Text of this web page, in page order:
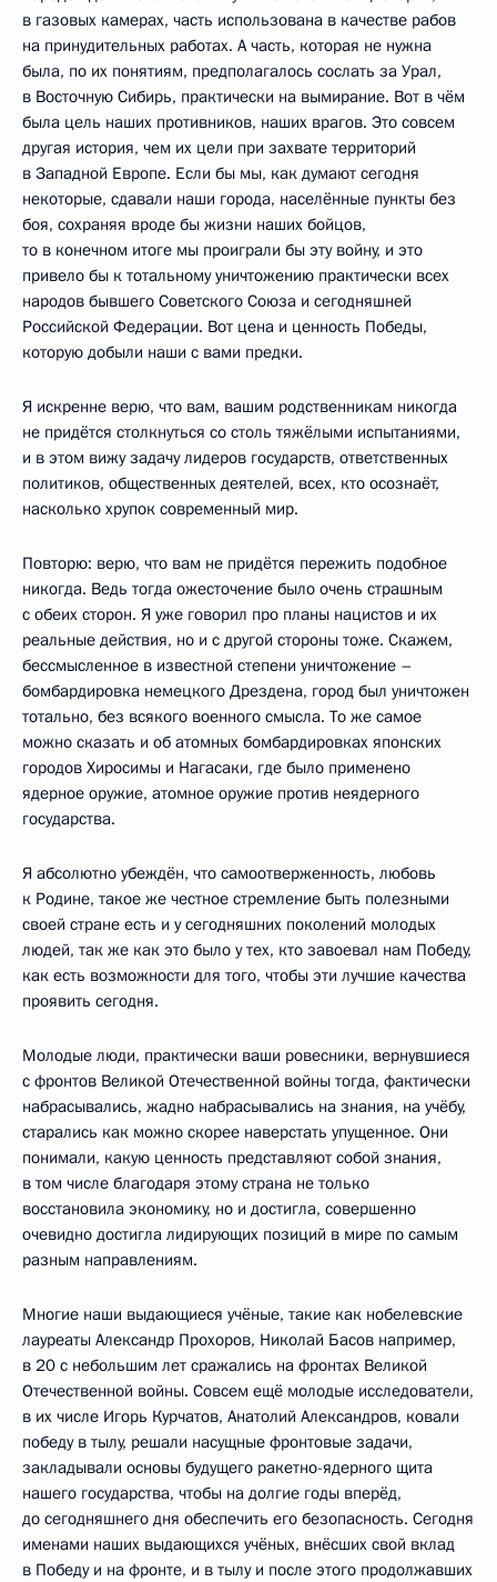
в газовых камерах, часть использована в качестве рабов
на принудительных работах. А часть, которая не нужна
была, по их понятиям, предполагалось сослать за Урал,
в Восточную Сибирь, практически на вымирание. Вот в чём
была цель наших противников, наших врагов. Это совсем
другая история, чем их цели при захвате территорий
в Западной Европе. Если бы мы, как думают сегодня
некоторые, сдавали наши города, населённые пункты без
боя, сохраняя вроде бы жизни наших бойцов,
то в конечном итоге мы проиграли бы эту войну, и это
привело бы к тотальному уничтожению практически всех
народов бывшего Советского Союза и сегодняшней
Российской Федерации. Вот цена и ценность Победы,
которую добыли наши с вами предки.
Я искренне верю, что вам, вашим родственникам никогда
не придётся столкнуться со столь тяжёлыми испытаниями,
и в этом вижу задачу лидеров государств, ответственных
политиков, общественных деятелей, всех, кто осознаёт,
насколько хрупок современный мир.
Повторю: верю, что вам не придётся пережить подобное
никогда. Ведь тогда ожесточение было очень страшным
с обеих сторон. Я уже говорил про планы нацистов и их
реальные действия, но и с другой стороны тоже. Скажем,
бессмысленное в известной степени уничтожение –
бомбардировка немецкого Дрездена, город был уничтожен
тотально, без всякого военного смысла. То же самое
можно сказать и об атомных бомбардировках японских
городов Хиросимы и Нагасаки, где было применено
ядерное оружие, атомное оружие против неядерного
государства.
Я абсолютно убеждён, что самоотверженность, любовь
к Родине, такое же честное стремление быть полезными
своей стране есть и у сегодняшних поколений молодых
людей, так же как это было у тех, кто завоевал нам Победу,
как есть возможности для того, чтобы эти лучшие качества
проявить сегодня.
Молодые люди, практически ваши ровесники, вернувшиеся
с фронтов Великой Отечественной войны тогда, фактически
набрасывались, жадно набрасывались на знания, на учёбу,
старались как можно скорее наверстать упущенное. Они
понимали, какую ценность представляют собой знания,
в том числе благодаря этому страна не только
восстановила экономику, но и достигла, совершенно
очевидно достигла лидирующих позиций в мире по самым
разным направлениям.
Многие наши выдающиеся учёные, такие как нобелевские
лауреаты Александр Прохоров, Николай Басов например,
в 20 с небольшим лет сражались на фронтах Великой
Отечественной войны. Совсем ещё молодые исследователи,
в их числе Игорь Курчатов, Анатолий Александров, ковали
победу в тылу, решали насущные фронтовые задачи,
закладывали основы будущего ракетно-ядерного щита
нашего государства, чтобы на долгие годы вперёд,
до сегодняшнего дня обеспечить его безопасность. Сегодня
именами наших выдающихся учёных, внёсших свой вклад
в Победу и на фронте, и в тылу и после этого продолжавших